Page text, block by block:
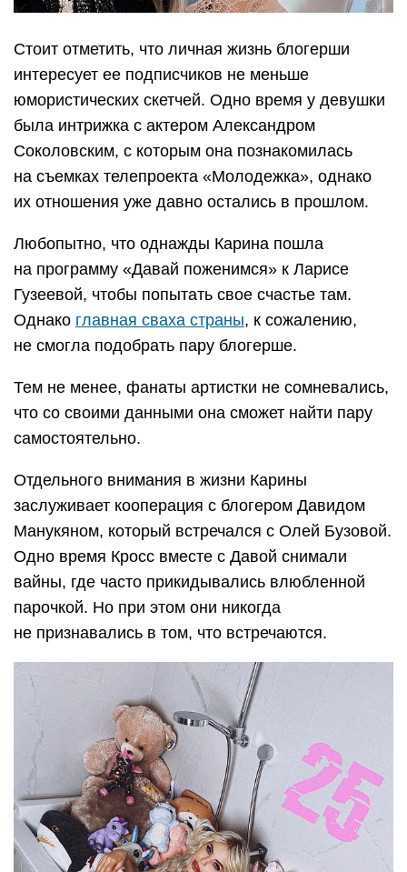
Стоит отметить, что личная жизнь блогерши
интересует ее подписчиков не меньше
юмористических скетчей. Одно время у девушки
была интрижка с актером Александром
Соколовским, с которым она познакомилась
на съемках телепроекта «Молодежка», однако
их отношения уже давно остались в прошлом.
Любопытно, что однажды Карина пошла
на программу «Давай поженимся» к Ларисе
Гузеевой, чтобы попытать свое счастье там.
Однако главная сваха страны, к сожалению,
не смогла подобрать пару блогерше.
Тем не менее, фанаты артистки не сомневались,
что со своими данными она сможет найти пару
самостоятельно.
Отдельного внимания в жизни Карины
заслуживает кооперация с блогером Давидом
Манукяном, который встречался с Олей Бузовой.
Одно время Кросс вместе с Давой снимали
вайны, где часто прикидывались влюбленной
парочкой. Но при этом они никогда
не признавались в том, что встречаются.